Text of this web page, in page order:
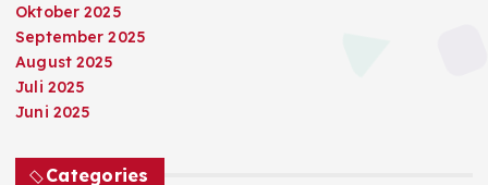
Oktober 2025
September 2025
August 2025
Juli 2025
Juni 2025
Categories